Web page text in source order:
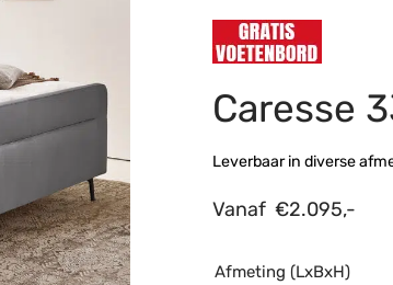
Caresse
Leverbaar in diverse
Vanaf €2.095,-
Afmeting (LxBxH)